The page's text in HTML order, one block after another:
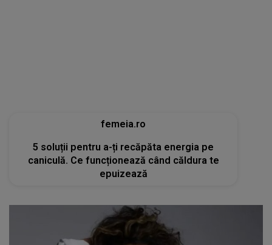
femeia.ro
5 soluții pentru a-ți recăpăta energia pe
caniculă. Ce funcționează când căldura te
epuizează